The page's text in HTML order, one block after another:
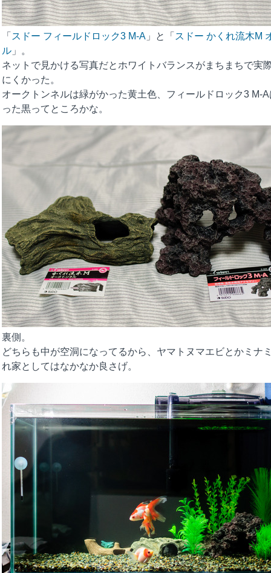
「 スドー フィールドロック3 M-A 」と「 スドー かくれ流木M
ル 」。
ネットで見かける写真だとホワイトバランスがまちまちで実
にくかった。
オークトンネルは緑がかった黄土色、フィールドロック3 M-
った黒ってところかな。
裏側。
どちらも中が空洞になってるから、ヤマトヌマエビとかミナ
れ家としてはなかなか良さげ。